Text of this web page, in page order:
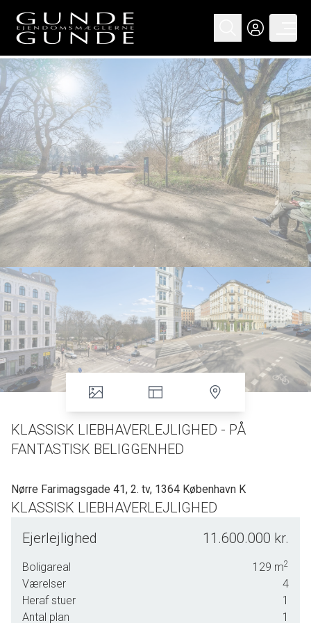
KLASSISK LIEBHAVERLEJLIGHED - PÅ
FANTASTISK BELIGGENHED
Nørre Farimagsgade 41, 2. tv, 1364 København K
KLASSISK LIEBHAVERLEJLIGHED
KVARTER”
SKØNNE OMGIVELSER OG FANTASTISK
ATMOSFÆRE
Ejerlejlighed 11.600.000 kr.
Boligareal 129 m2
Værelser
4
Heraf stuer
1
Antal plan
1